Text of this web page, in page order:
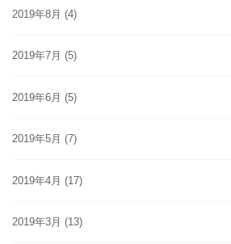
2019年8月 (4)
2019年7月 (5)
2019年6月 (5)
2019年5月 (7)
2019年4月 (17)
2019年3月 (13)